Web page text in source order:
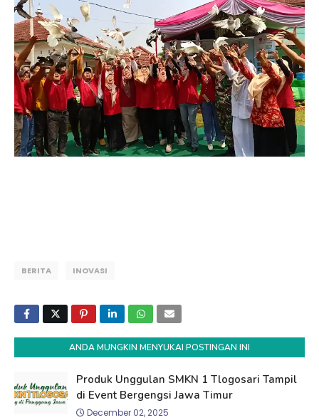
BERITA INOVASI
ANDA MUNGKIN MENYUKAI POSTINGAN INI
Produk Unggulan SMKN 1 Tlogosari Tampil
di Event Bergengsi Jawa Timur
December 02, 2025